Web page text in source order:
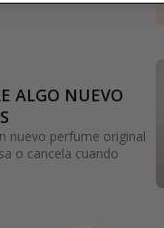
ALGO NUEVO
nuevo perfume original
o cancela cuando